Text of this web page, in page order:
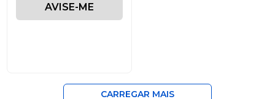
AVISE-ME
CARREGAR MAIS